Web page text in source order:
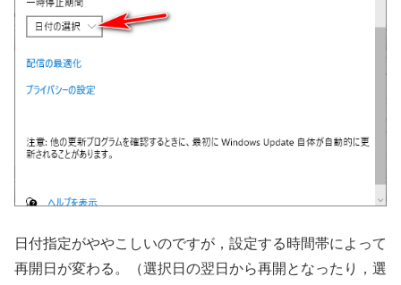
日付指定がややこしいのですが，設定する時間帯によって
再開日が変わる。（選択日の翌日から再開となったり，選